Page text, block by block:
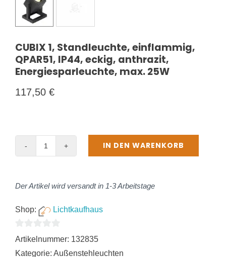
CUBIX 1, Standleuchte, einflammig,
QPAR51, IP44, eckig, anthrazit,
Energiesparleuchte, max. 25W
117,50 €
QPAR51,
eckig,
anthrazit,
IN DEN WARENKORB
Der Artikel wird versandt in 1-3 Arbeitstage
Shop: Lichtkaufhaus
0
Artikelnummer: 132835
Kategorie: Außenstehleuchten